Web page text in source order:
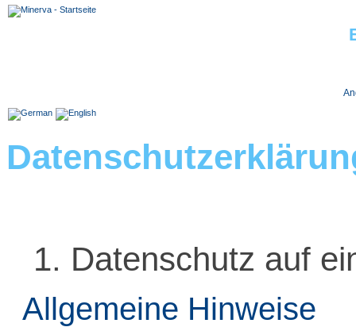
1. Datenschutz auf
Allgemeine Hinweise